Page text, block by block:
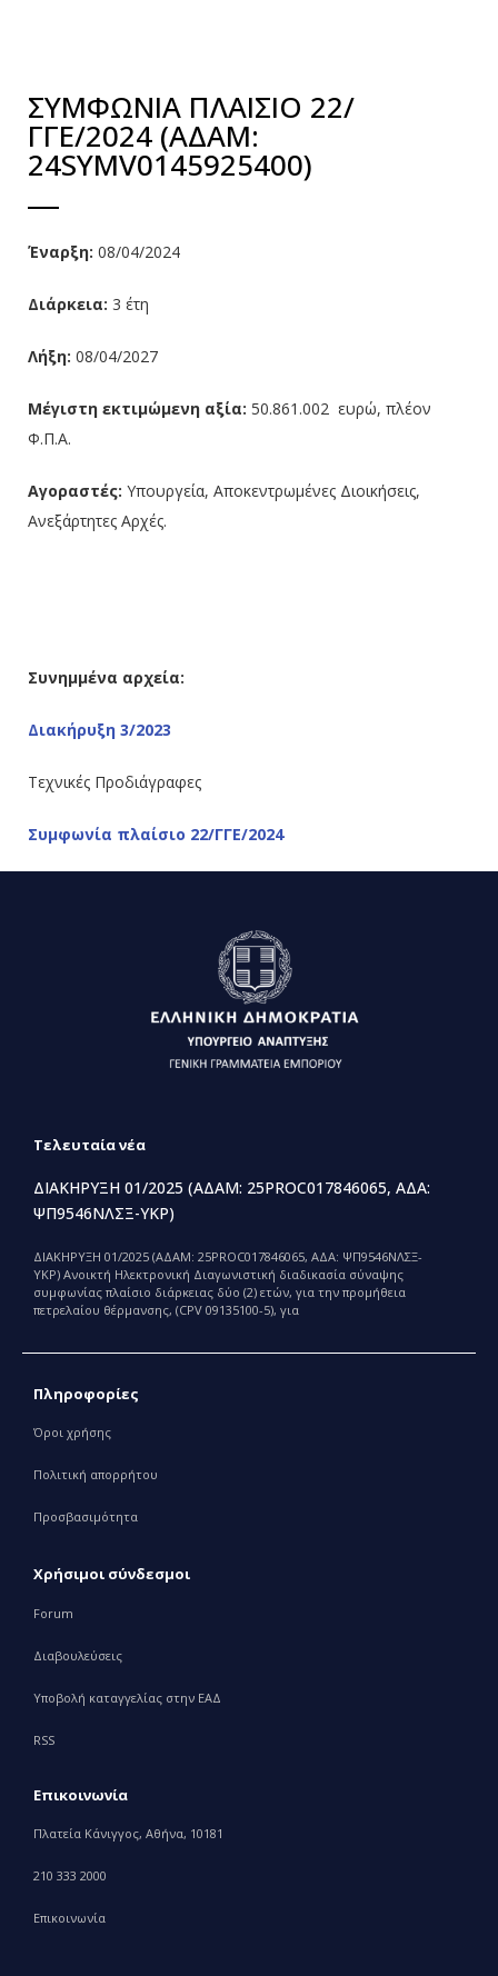
ΣΥΜΦΩΝΙΑ ΠΛΑΙΣΙΟ 22/
ΓΓΕ/2024 (ΑΔΑΜ:
24SYMV0145925400)
Έναρξη: 08/04/2024
Διάρκεια: 3 έτη
Λήξη: 08/04/2027
Μέγιστη εκτιμώμενη αξία: 50.861.002 ευρώ, πλέον
Φ.Π.Α.
Αγοραστές: Υπουργεία, Αποκεντρωμένες Διοικήσεις,
Ανεξάρτητες Αρχές.
Συνημμένα αρχεία:
Διακήρυξη 3/2023
Τεχνικές Προδιάγραφες
Συμφωνία πλαίσιο 22/ΓΓΕ/2024
Τελευταία νέα
ΔΙΑΚΗΡΥΞΗ 01/2025 (ΑΔΑΜ: 25PROC017846065, ΑΔΑ:
ΨΠ9546ΝΛΣΞ-ΥΚΡ)
ΔΙΑΚΗΡΥΞΗ 01/2025 (ΑΔΑΜ: 25PROC017846065, ΑΔΑ: ΨΠ9546ΝΛΣΞ-
ΥΚΡ) Ανοικτή Ηλεκτρονική Διαγωνιστική διαδικασία σύναψης
συμφωνίας πλαίσιο διάρκειας δύο (2) ετών, για την προμήθεια
πετρελαίου θέρμανσης, (CPV 09135100-5), για
Πληροφορίες
Όροι χρήσης
Πολιτική απορρήτου
Προσβασιμότητα
Χρήσιμοι σύνδεσμοι
Forum
Διαβουλεύσεις
Υποβολή καταγγελίας στην ΕΑΔ
RSS
Επικοινωνία
Πλατεία Κάνιγγος, Αθήνα, 10181
210 333 2000
Επικοινωνία